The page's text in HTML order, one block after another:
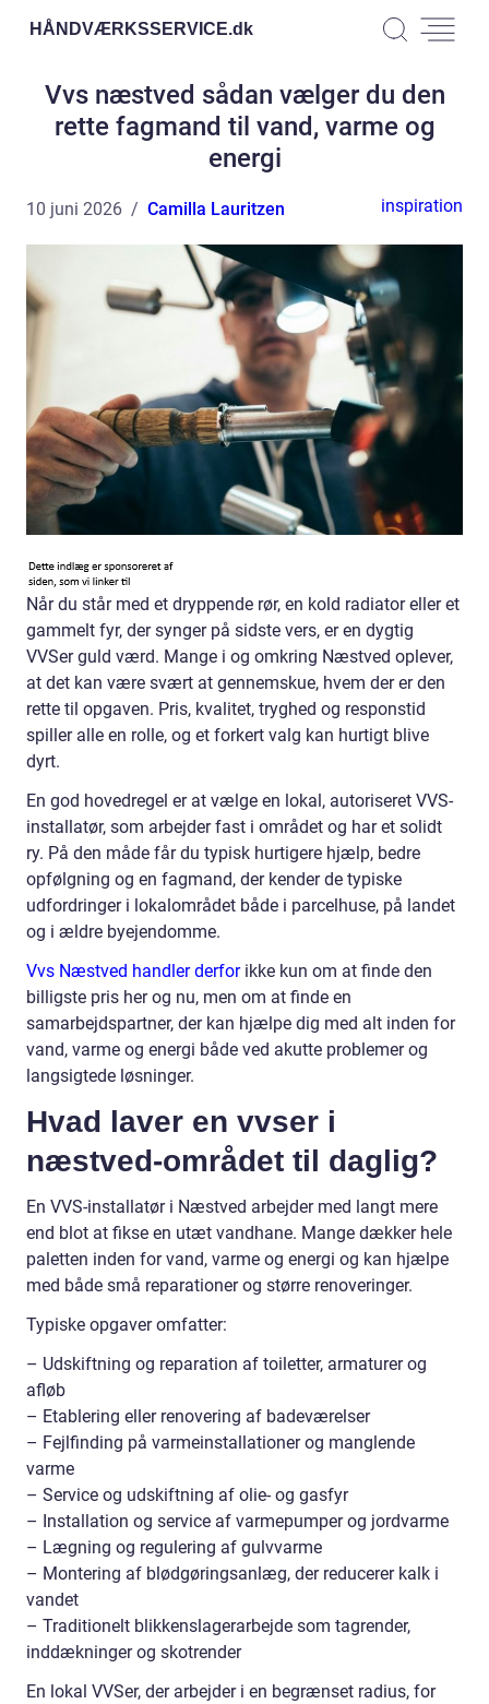
HÅNDVÆRKSSERVICE.dk
Vvs næstved sådan vælger du den
rette fagmand til vand, varme og
energi
10 juni 2026 Camilla Lauritzen inspiration
Når du står med et dryppende rør, en kold radiator eller et
gammelt fyr, der synger på sidste vers, er en dygtig
VVSer guld værd. Mange i og omkring Næstved oplever,
at det kan være svært at gennemskue, hvem der er den
rette til opgaven. Pris, kvalitet, tryghed og responstid
spiller alle en rolle, og et forkert valg kan hurtigt blive
dyrt.
En god hovedregel er at vælge en lokal, autoriseret VVS-
installatør, som arbejder fast i området og har et solidt
ry. På den måde får du typisk hurtigere hjælp, bedre
opfølgning og en fagmand, der kender de typiske
udfordringer i lokalområdet både i parcelhuse, på landet
og i ældre byejendomme.
Vvs Næstved handler derforikke kun om at finde den
billigste pris her og nu, men om at finde en
samarbejdspartner, der kan hjælpe dig med alt inden for
vand, varme og energi både ved akutte problemer og
langsigtede løsninger.
Hvad laver en vvser i
næstved-området til daglig?
En VVS-installatør i Næstved arbejder med langt mere
end blot at fikse en utæt vandhane. Mange dækker hele
paletten inden for vand, varme og energi og kan hjælpe
med både små reparationer og større renoveringer.
Typiske opgaver omfatter:
– Udskiftning og reparation af toiletter, armaturer og
afløb
– Etablering eller renovering af badeværelser
– Fejlfinding på varmeinstallationer og manglende
varme
– Service og udskiftning af olie- og gasfyr
– Installation og service af varmepumper og jordvarme
– Lægning og regulering af gulvvarme
– Montering af blødgøringsanlæg, der reducerer kalk i
vandet
– Traditionelt blikkenslagerarbejde som tagrender,
inddækninger og skotrender
En lokal VVSer, der arbejder i en begrænset radius, for